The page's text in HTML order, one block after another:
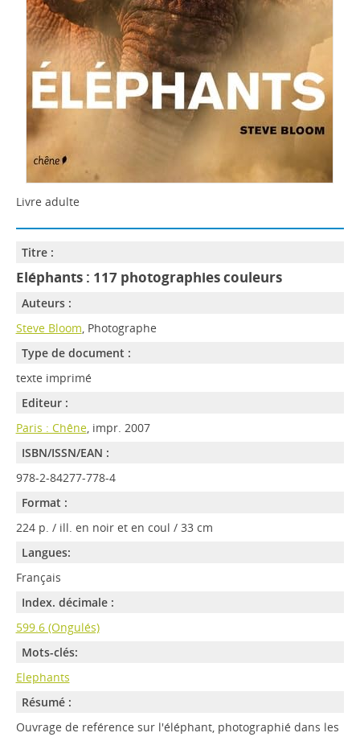
Livre adulte
Titre :
Eléphants : 117 photographies couleurs
Auteurs :
Steve Bloom, Photographe
Type de document :
texte imprimé
Editeur :
Paris : Chêne, impr. 2007
ISBN/ISSN/EAN :
978-2-84277-778-4
Format :
224 p. / ill. en noir et en coul / 33 cm
Langues:
Français
Index. décimale :
599.6 (Ongulés)
Mots-clés:
Elephants
Résumé :
Ouvrage de reférence sur l'éléphant, photographié dans les